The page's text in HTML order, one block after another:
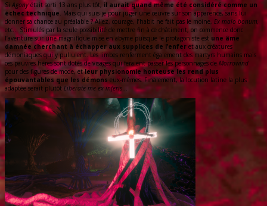
Si Agony était sorti 13 ans plus tôt, il aurait quand même été considéré comme un
échec technique. Mais qui suis-je pour juger une œuvre sur son apparence, sans lui
donner sa chance au préalable ? Allez, courage, l’habit ne fait pas le moine, Ex malo bonum,
etc… Stimulés par la seule possibilité de mettre fin à ce châtiment, on commence donc
l’aventure sur une magnifique mise en abyme puisque le protagoniste est une âme
damnée cherchant à échapper aux supplices de l’enfer et aux créatures
démoniaques qui y pullulent. Les limbes renferment également des martyrs humains mais
ces pauvres hères sont dotés de visages qui feraient passer les personnages de Morrowind
pour des figures de mode, etleur physionomie honteuse les rend plus
épouvantables que les démons eux-mêmes. Finalement, la locution latine la plus
adaptée serait plutôt Liberate me ex inferis…